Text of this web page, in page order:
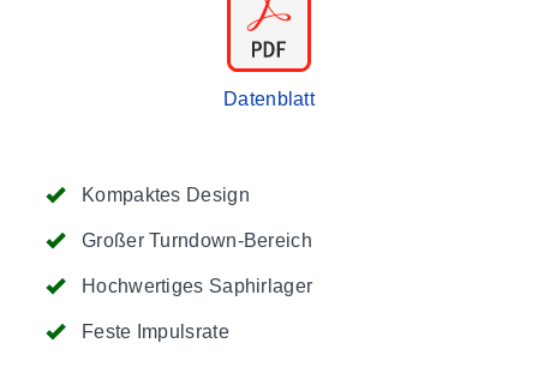
Kompaktes Design
Großer Turndown-Bereich
Hochwertiges Saphirlager
Feste Impulsrate
Datenblatt